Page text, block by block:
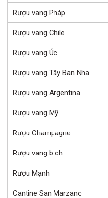
Rượu vang Pháp
Rượu vang Chile
Rượu vang Úc
Rượu vang Tây Ban Nha
Rượu vang Argentina
Rượu vang Mỹ
Rượu Champagne
Rượu vang bịch
Rượu Mạnh
Cantine San Marzano